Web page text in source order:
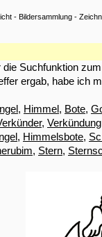
- Bildersammlung -
Suchfunktion
ergab, habe ich
, Himmel, Bote,
, Verkündung
, Himmelsbote,
, Stern,